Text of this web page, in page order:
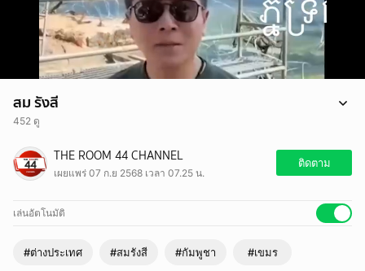
สม รังสี
452 ดู
"สม รังสี" เปิดหลักฐานเทียบชัดๆ "เขมร" รุกราน "ไทย"
#สมรังสี #ชายแดน #เขมร #กัมพูชา #ข่าววันนี้ #theroom44
THE ROOM 44 CHANNEL
เผยแพร่ 07 ก.ย 2568 เวลา 07.25 น.
ติดตาม
เล่นอัตโนมัติ
#ต่างประเทศ #สมรังสี #กัมพูชา #เขมร